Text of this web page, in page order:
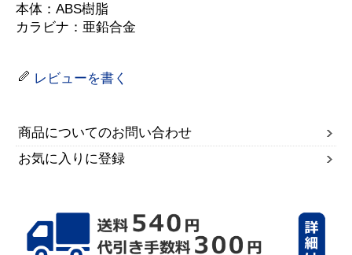
本体：ABS樹脂
カラビナ：亜鉛合金
レビューを書く
商品についてのお問い合わせ
お気に入りに登録